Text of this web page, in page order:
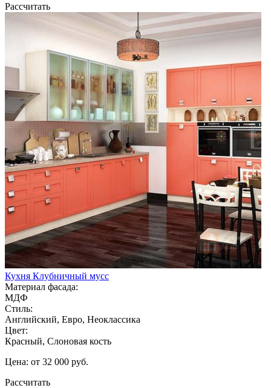
Рассчитать
Кухня Клубничный мусс
Материал фасада:
МДФ
Стиль:
Английский, Евро, Неоклассика
Цвет:
Красный, Слоновая кость
Цена: от 32 000 руб.
Рассчитать